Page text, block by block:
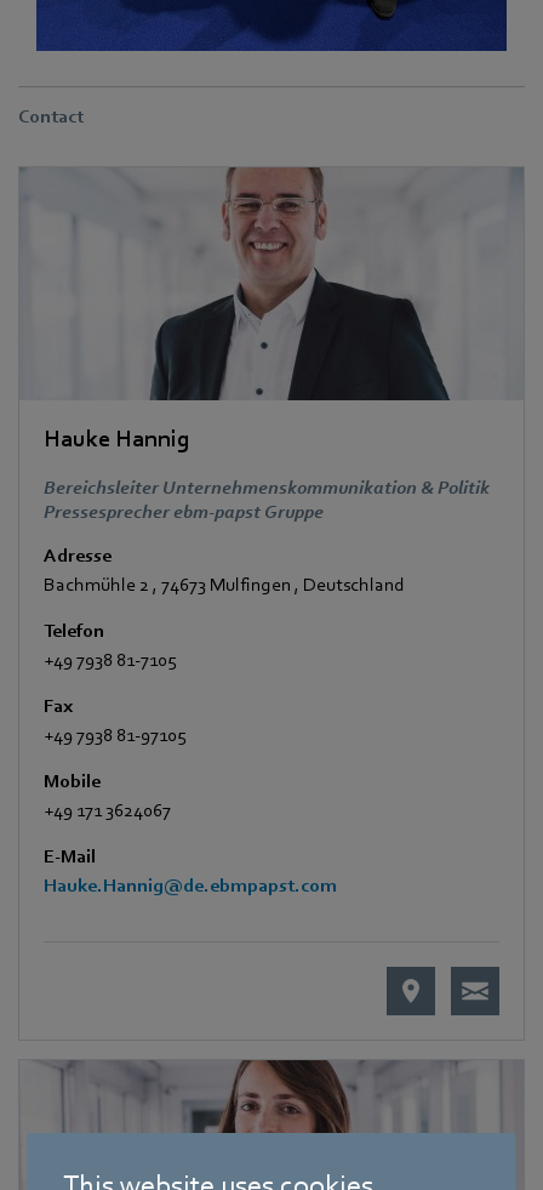
Contact
Hauke Hannig
Bereichsleiter Unternehmenskommunikation & Politik
Pressesprecher ebm-papst Gruppe
Adresse
Bachmühle 2 , 74673 Mulfingen , Deutschland
Telefon
+49 7938 81-7105
Fax
+49 7938 81-97105
Mobile
+49 171 3624067
E-Mail
Hauke.Hannig@de.ebmpapst.com